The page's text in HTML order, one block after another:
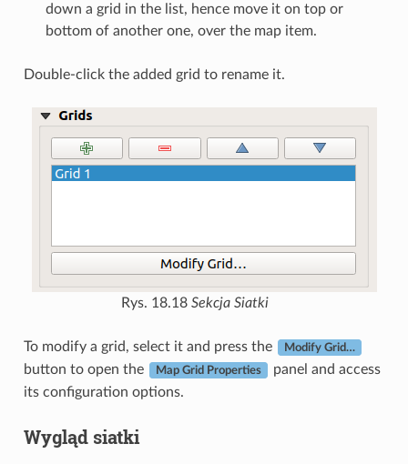
down a grid in the list, hence move it on top or
bottom of another one, over the map item.
Double-click the added grid to rename it.
Rys. 18.18 Sekcja Siatki
To modify a grid, select it and press the Modify Grid…
button to open the Map Grid Properties
panel and access
its configuration options.
Wygląd siatki